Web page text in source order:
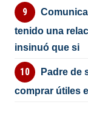
tenido una
insinuó que si
Padre de
comprar útiles